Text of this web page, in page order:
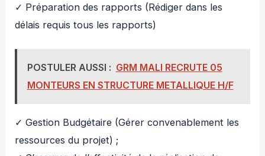
✓ Préparation des rapports (Rédiger dans les
délais requis tous les rapports)
POSTULER AUSSI : GRM MALI RECRUTE 05
MONTEURS EN STRUCTURE METALLIQUE H/F
✓ Gestion Budgétaire (Gérer convenablement les
ressources du projet) ;